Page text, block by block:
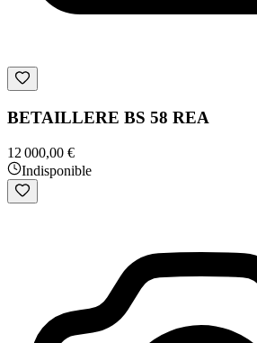
BETAILLERE BS 58 REA
12 000,00 €
Indisponible